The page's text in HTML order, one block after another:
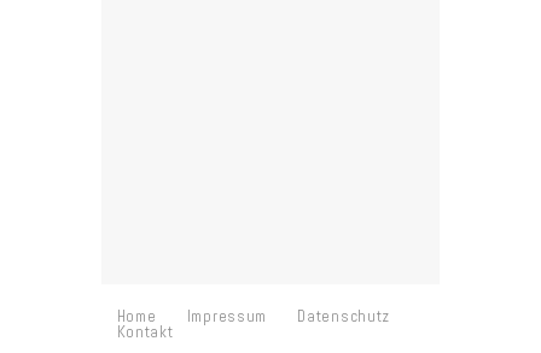
Home Impressum Datenschutz
Kontakt